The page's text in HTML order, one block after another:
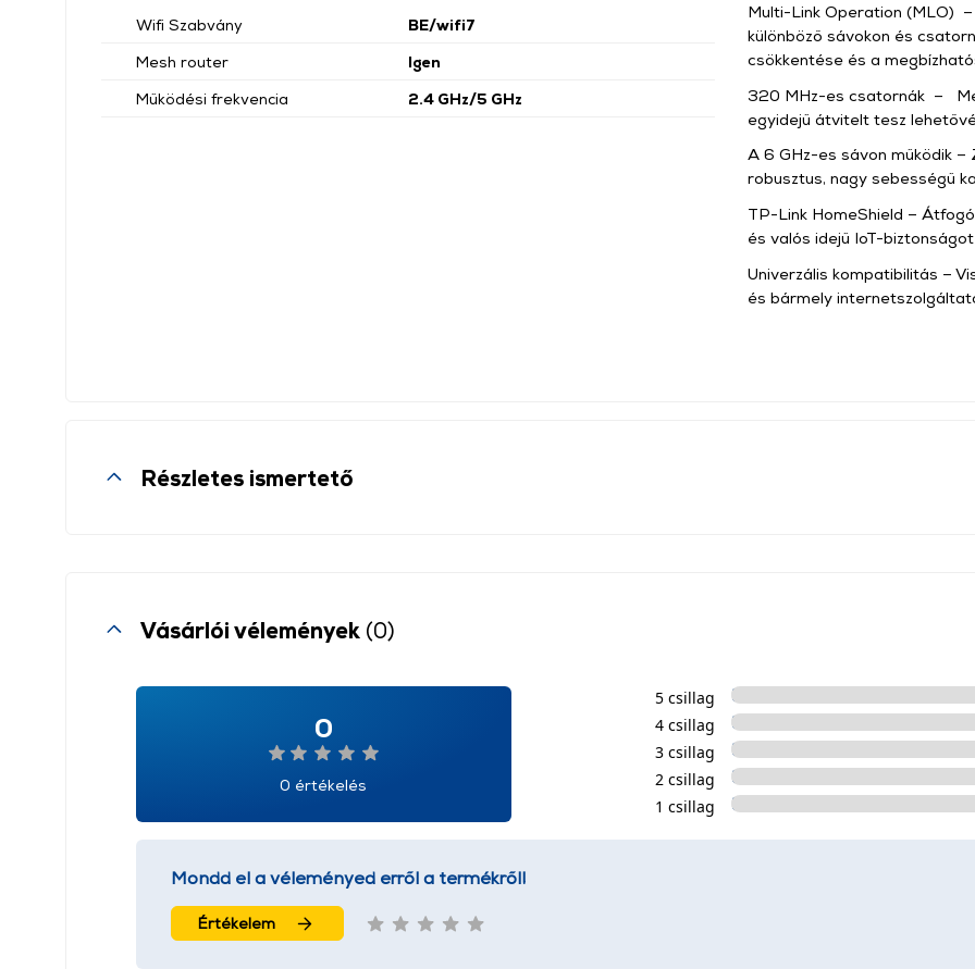
Wifi Szabvány
BE/wifi7
Mesh router
Igen
Működési frekvencia
2.4 GHz/5 GHz
Multi-Link Operation (MLO)
különböző sávokon és
csökkentése és a
320 MHz-es csatornák –
egyidejű átvitelt tesz
A 6 GHz-es sávon működik
robusztus, nagy sebességű
TP-Link HomeShield –
és valós idejű IoT-biztonságot
Univerzális kompatibilitás –
és bármely
Részletes ismertető
Vásárlói vélemények (0)
0
0 értékelés
5 csillag
4 csillag
3 csillag
2 csillag
1 csillag
Mondd el a véleményed erről a termékről!
Értékelem